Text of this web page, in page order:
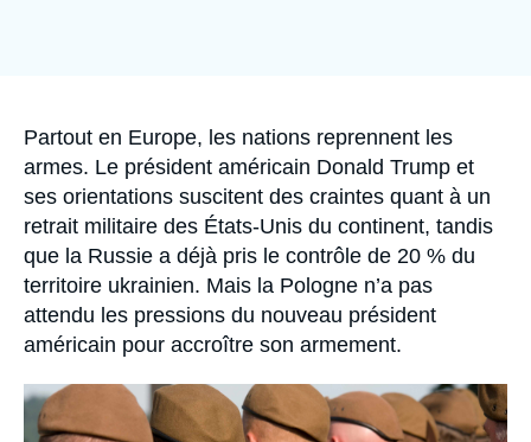
Accroche
Partout en Europe, les nations reprennent les
armes. Le président américain Donald Trump et
ses orientations suscitent des craintes quant à un
retrait militaire des États-Unis du continent, tandis
que la Russie a déjà pris le contrôle de 20 % du
territoire ukrainien. Mais la Pologne n’a pas
attendu les pressions du nouveau président
américain pour accroître son armement.
Image
principale
médiatique